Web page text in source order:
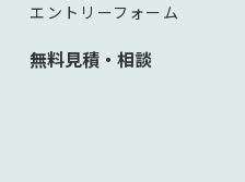
エントリーフォーム
無料見積・相談